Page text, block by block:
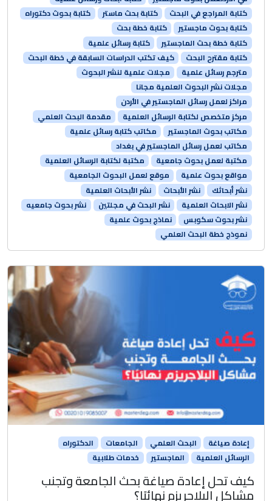
كتابة المراجع في البحث
كتابة بحث ماستر
كتابة بحوث دكتوراه
كتابة بحوث ماجستير
كتابة خطة بحث
كتابة خطة بحث الماجستير
كتابة رسائل علمية
كتابة مقترح البحث
كيف تكتب الدراسات السابقة في خطة البحث
مترجم رسائل علمية
مجلات علمية لنشر البحوث
مجلات نشر البحوث العلمية مجانا
مراكز لعمل رسائل الماجستير في الأردن
مركز متخصص لكتابة الرسائل العلمية
مقدمة البحث العلمي
مكاتب بحوث الماجستير
مكاتب كتابة رسائل علمية
مكاتب لعمل رسائل الماجستير في بغداد
مكتبة لعمل بحوث جامعية
مكتبة لكتابة الرسائل العلمية
مواقع بحوث علمية
موقع لعمل البحوث الجامعية
نشر أبحاثك
نشر الأبحاث
نشر الأبحاث العلمية
نشر الابحاث العلمية
نشر البحث في مجلتين
نشر بحوث جامعيه
نشر بحوث سكوبس
نماذج بحوث علمية
نموذج خطة البحث العلمي
إعادة صياغة البحث العلمي الجامعات
الدكتوراه
الرسائل العلمية
الماجستير خدمات طلابية
كيف تحل إعادة صياغة بحث الجامعة وتجنب
مشاكل البلاجريزم نهائيًا؟